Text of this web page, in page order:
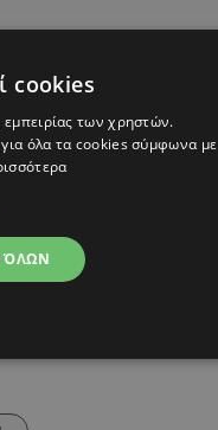
cookies
εμπειρίας των χρηστών.
όλα τα cookies σύμφωνα με
ΌΛΩΝ